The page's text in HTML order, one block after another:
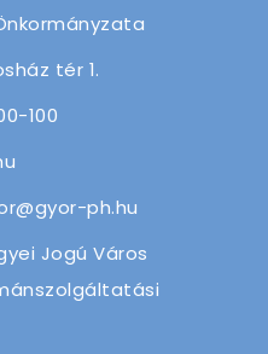
tér 1.
100
ph.hu
Jogú Város